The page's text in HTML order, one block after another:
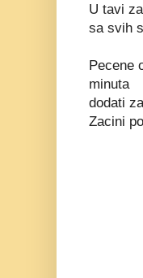
U tavi
sa svih
Pecene
minuta
dodati
Zacini